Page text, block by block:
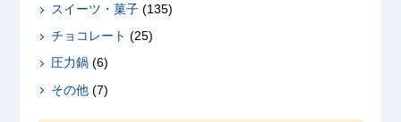
スイーツ・菓子(135)
チョコレート (25)
圧力鍋(6)
その他(7)